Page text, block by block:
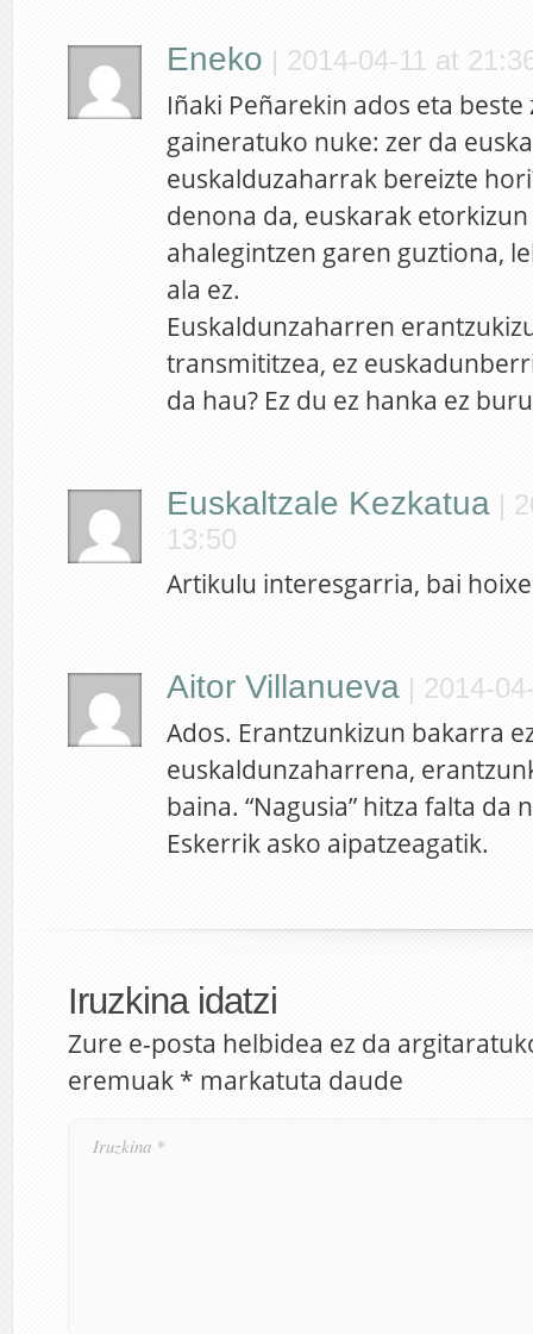
Eneko | 2014-04-11 at
Iñaki Peñarekin ados eta beste
gaineratuko nuke: zer da
euskalduzaharrak bereizte
denona da, euskarak
ahalegintzen garen guztiona,
ala ez.
Euskaldunzaharren
transmititzea, ez
da hau? Ez du ez hanka ez
Euskaltzale Kezkatua |
13:50
Artikulu interesgarria, bai
Aitor Villanueva | 2014-
Ados. Erantzunkizun bakarra
euskaldunzaharrena,
baina. “Nagusia” hitza falta da
Eskerrik asko aipatzeagatik.
Iruzkina idatzi
Zure e-posta helbidea ez da
eremuak * markatuta daude